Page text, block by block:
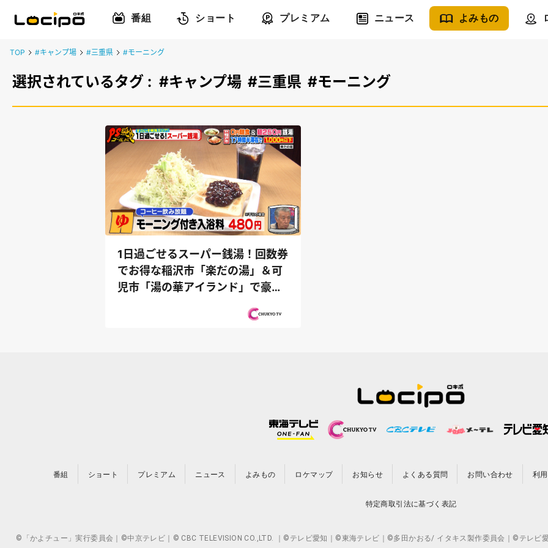
番組 ショート プレミアム ニュース よみもの
TOP #キャンプ場 #三重県 #モーニング
選択されているタグ : #キャンプ場 #三重県 #モーニング
1日過ごせるスーパー銭湯！回数券
でお得な稲沢市「楽だの湯」＆可
児市「湯の華アイランド」で豪華
番組 ショート プレミアム ニュース よみもの ロケマップ お知らせ よくある質問 お問い合わせ 利
特定商取引法に基づく表記
©「かよチュー」実行委員会｜©中京テレビ｜© CBC TELEVISION CO.,LTD. ｜©テレビ愛知｜©東海テレビ｜©多田かおる/ イタキス製作委員会｜©テレビ